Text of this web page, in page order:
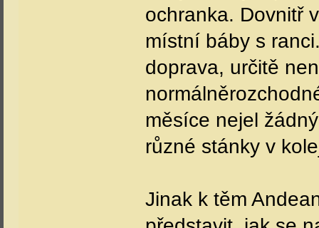
ochranka. Dovnitř
místní báby s
doprava, určitě
měsíce nejel
různé stánky v
Jinak k těm